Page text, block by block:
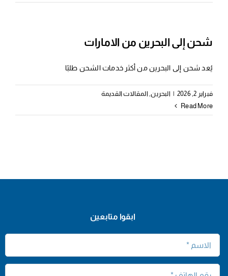
شحن إلى البحرين من الامارات
يُعد شحن إلى البحرين من أكثر خدمات الشحن طلبًا
فبراير 2, 2026 | البحرين, المقالات القديمة
Read More
ابقوا متابعين